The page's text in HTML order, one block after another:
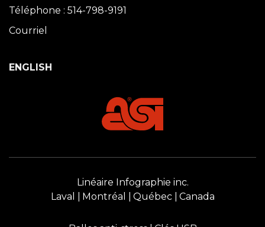
Téléphone : 514-798-9191
Courriel
ENGLISH
Linéaire Infographie inc.
Laval
Montréal Québec Canada